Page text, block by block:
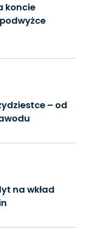
koncie
– od
na wkład